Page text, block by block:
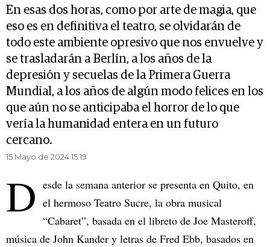
En esas dos horas, como por arte de magia, que
eso es en definitiva el teatro, se olvidarán de
todo este ambiente opresivo que nos envuelve y
se trasladarán a Berlín, a los años de la
depresión y secuelas de la Primera Guerra
Mundial, a los años de algún modo felices en los
que aún no se anticipaba el horror de lo que
vería la humanidad entera en un futuro
cercano.
15 Mayo de 2024 15.19
D esde la semana anterior se presenta en Quito, en
el hermoso Teatro Sucre, la obra musical
“Cabaret”, basada en el libreto de Joe Masteroff,
música de John Kander y letras de Fred Ebb, basados en